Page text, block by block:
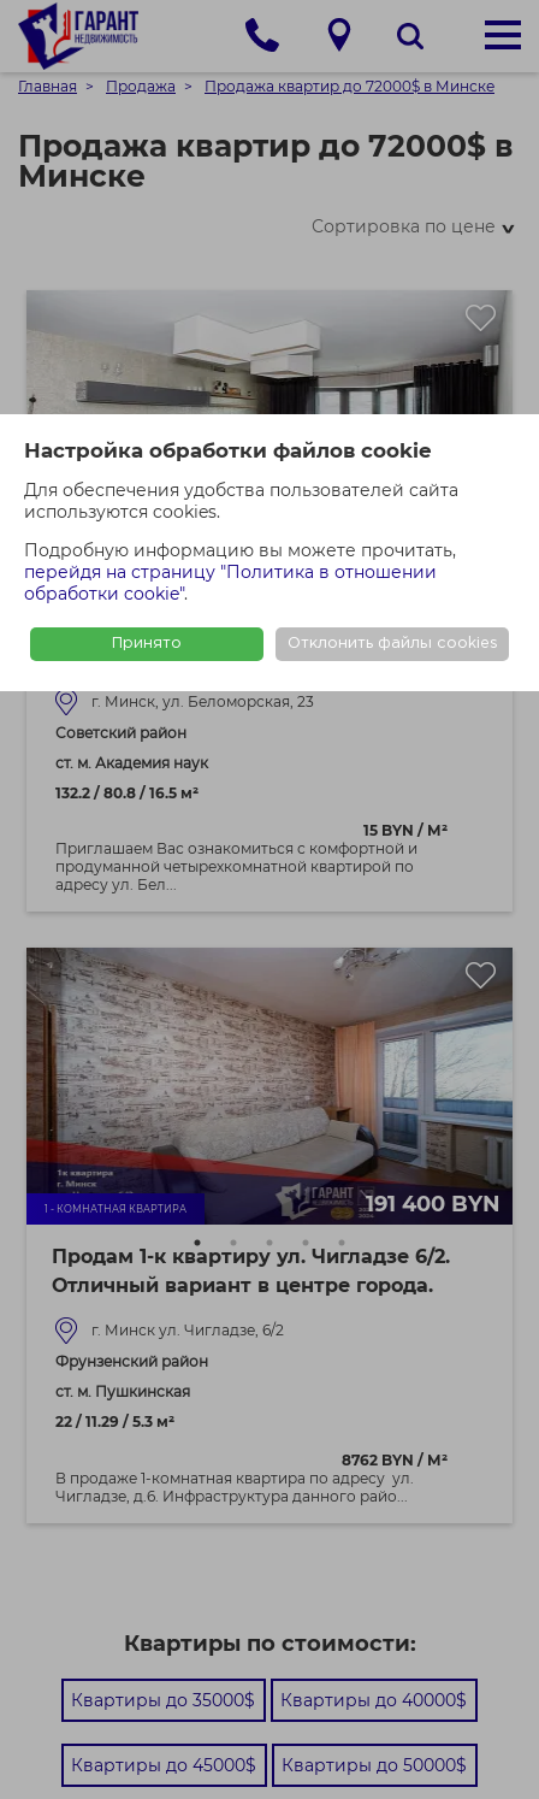
Настройка обработки файлов cookie
Для обеспечения удобства пользователей сайта
используются cookies.
Подробную информацию вы можете прочитать,
перейдя на страницу "Политика в отношении
обработки cookie".
Принято Отклонить файлы cookies
Главная Продажа Продажа квартир до 72000$ в Минске
Продажа квартир до 72000$ в
Минске
Сортировка по цене>
4+ - КОМНАТНАЯ КВАРТИРА 1 595 000 BYN
Продается четырехкомнатная квартира
в центре города - ЖК Флагман.
Полностью готова к проживанию!
г. Минск, ул. Беломорская, 23
Советский район
ст. м. Академия наук
132.2 / 80.8 / 16.5 м²
15 BYN / М²
Приглашаем Вас ознакомиться с комфортной и
продуманной четырехкомнатной квартирой по
адресу ул. Бел...
1 - КОМНАТНАЯ КВАРТИРА 191 400 BYN
Продам 1-к квартиру ул. Чигладзе 6/2.
Отличный вариант в центре города.
г. Минск ул. Чигладзе, 6/2
Фрунзенский район
ст. м. Пушкинская
22 / 11.29 / 5.3 м²
8762 BYN / М²
В продаже 1-комнатная квартира по адресу ул.
Чигладзе, д.6. Инфраструктура данного райо...
Квартиры по стоимости:
Квартиры до 35000$ Квартиры до 40000$
Квартиры до 45000$ Квартиры до 50000$